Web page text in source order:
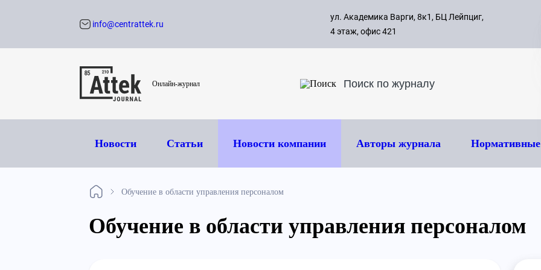
с 09:00
8 495
info@centrattek.ru
ул. Академика Варги, 8к1, БЦ Лейпциг,
4 этаж, офис 421
Онлайн-журнал
Новости Статьи Новости компании Авторы журнала
Обучение в области управления персоналом
Обучение в области управления персоналом